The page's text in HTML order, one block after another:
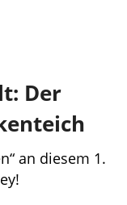
Der
an diesem 1.